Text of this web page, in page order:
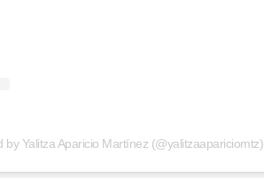
by Yalitza Aparicio Martínez (@yalitzaapariciomtz)